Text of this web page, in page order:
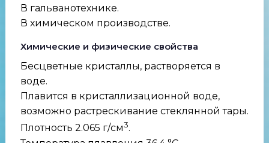
В гальванотехнике.
В химическом производстве.
Химические и физические свойства
Бесцветные кристаллы, растворяется в
воде.
Плавится в кристаллизационной воде,
возможно растрескивание стеклянной тары.
Плотность 2.065 г/см3.